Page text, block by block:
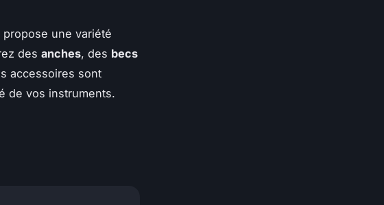
propose une variété
des anches, des becs
accessoires sont
de vos instruments.